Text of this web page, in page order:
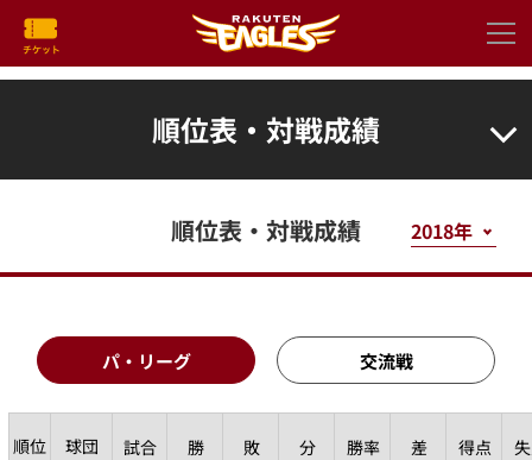
順位表・対戦成績
順位表・対戦成績
パ・リーグ 交流戦
順位 球団 試合 勝 敗 分 勝率 差 得点